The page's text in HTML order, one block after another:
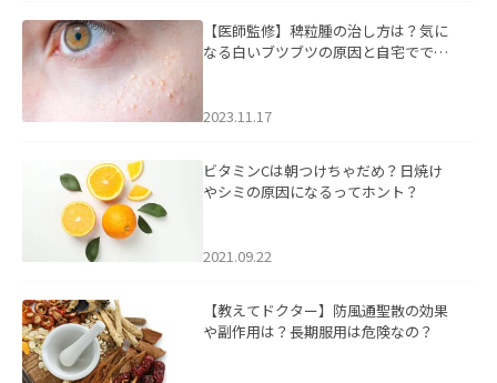
【医師監修】稗粒腫の治し方は？気に
なる白いブツブツの原因と自宅ででき
2023.11.17
ビタミンCは朝つけちゃだめ？日焼け
やシミの原因になるってホント？
2021.09.22
【教えてドクター】防風通聖散の効果
や副作用は？長期服用は危険なの？